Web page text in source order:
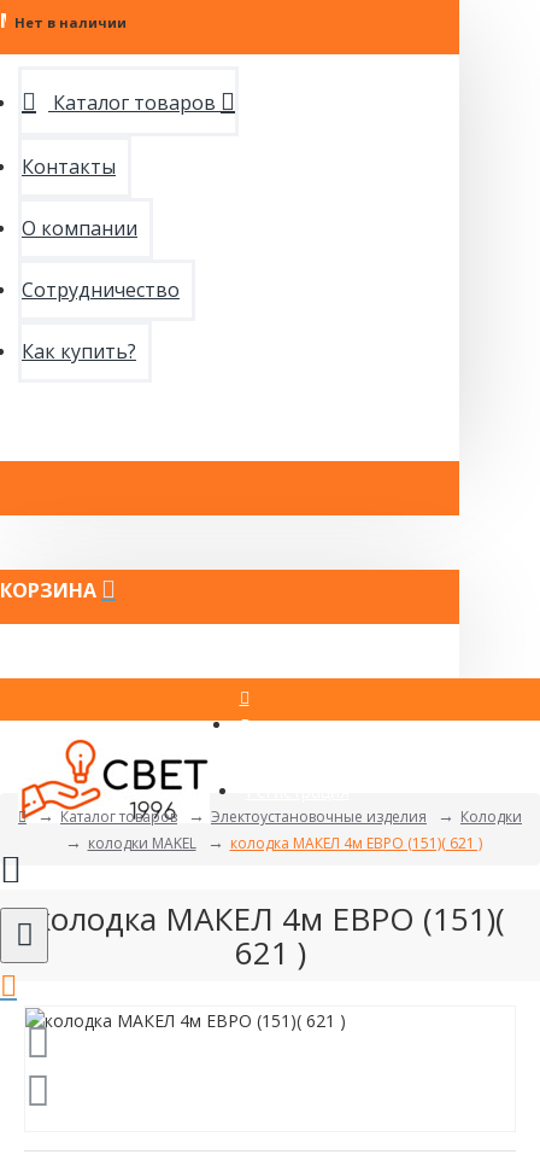
МЕНЮ
Каталог товаров
Контакты
О компании
Сотрудничество
Как купить?
КОРЗИНА
Вход
Каталог товаров Электоустановочные изделия
Колодки
колодки MAKEL
колодка МАКЕЛ 4м ЕВРО (151)( 621 )
колодка МАКЕЛ 4м ЕВРО (151)(
621 )
Нет в наличии